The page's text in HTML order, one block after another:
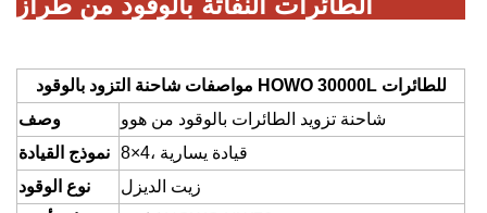
مواصفات شاحنة التزود بالوقود HOWO 30000L للطائرات
وصف
شاحنة تزويد الطائرات بالوقود من هوو
نموذج القيادة 8×
4، قيادة يسارية
نوع الوقود
زيت الديزل